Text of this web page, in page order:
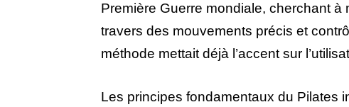
Première Guerre mondiale, cherchant
travers des mouvements précis et
méthode mettait déjà l’accent sur
Les principes fondamentaux du Pilates